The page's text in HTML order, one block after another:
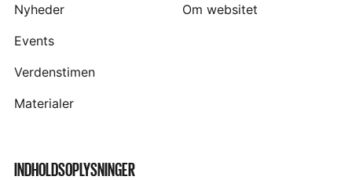
Nyheder
Events
Verdenstimen
Materialer
Om websitet
INDHOLDSOPLYSNINGER